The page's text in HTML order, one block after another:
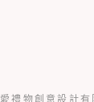
愛禮物創意設計